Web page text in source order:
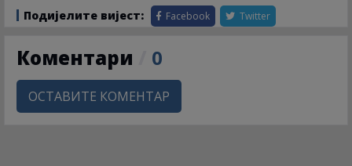
Подијелите вијест: Facebook Twitter
Коментари 0
ОСТАВИТЕ КОМЕНТАР